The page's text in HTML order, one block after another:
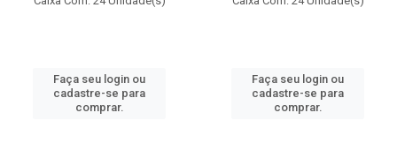
Faça seu login ou
cadastre-se para
comprar.
Faça seu login ou
cadastre-se para
comprar.